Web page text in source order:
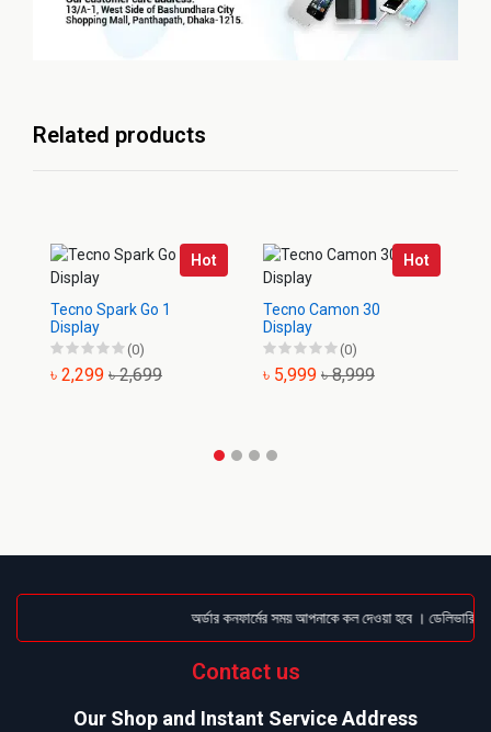
Related products
Hot
Tecno Spark Go 1
Display
(0)
৳ 2,299 ৳ 2,699
Hot
Tecno Camon 30
Display
(0)
৳ 5,999 ৳ 8,999
অর্ডার কনফার্মের সময় আপনাকে কল দেওয়া হবে । ডেলিভারি
Contact us
Our Shop and Instant Service Address